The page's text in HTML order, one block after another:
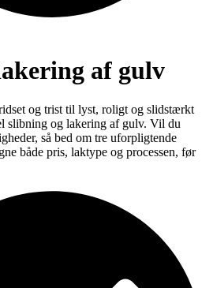
af gulv
og trist til lyst, roligt og slidstærkt
slibning og lakering af gulv. Vil du
så bed om tre uforpligtende
både pris, laktype og processen, før